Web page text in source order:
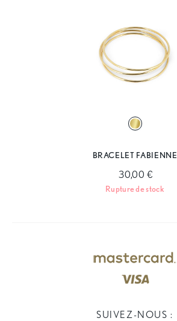
BRACELET FABIENNE
30,00 €
Rupture de stock
SUIVEZ-NOUS :